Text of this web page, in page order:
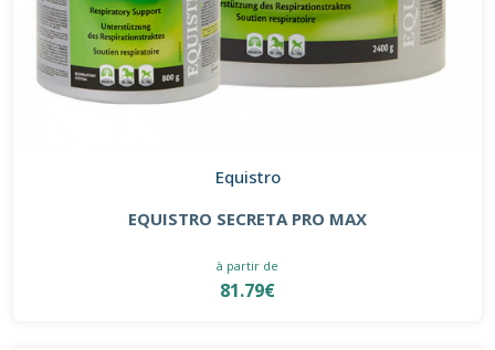
Equistro
EQUISTRO SECRETA PRO MAX
à partir de
81.79€